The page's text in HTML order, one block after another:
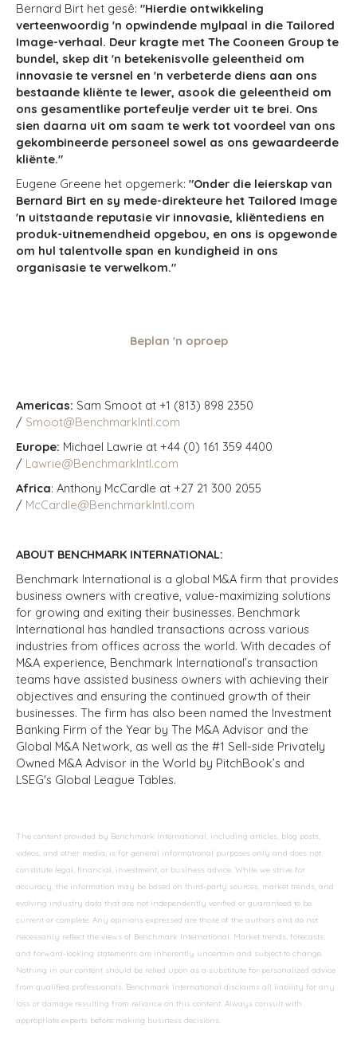
Bernard Birt het gesê: "Hierdie ontwikkeling
verteenwoordig 'n opwindende mylpaal in die Tailored
Image-verhaal. Deur kragte met The Cooneen Group te
bundel, skep dit 'n betekenisvolle geleentheid om
innovasie te versnel en 'n verbeterde diens aan ons
bestaande kliënte te lewer, asook die geleentheid om
ons gesamentlike portefeulje verder uit te brei. Ons
sien daarna uit om saam te werk tot voordeel van ons
gekombineerde personeel sowel as ons gewaardeerde
kliënte."
Eugene Greene het opgemerk: "Onder die leierskap van
Bernard Birt en sy mede-direkteure het Tailored Image
'n uitstaande reputasie vir innovasie, kliëntediens en
produk-uitnemendheid opgebou, en ons is opgewonde
om hul talentvolle span en kundigheid in ons
organisasie te verwelkom."
Beplan 'n oproep
Americas: Sam Smoot at +1 (813) 898 2350
/ Smoot@BenchmarkIntl.com
Europe: Michael Lawrie at +44 (0) 161 359 4400
/ Lawrie@BenchmarkIntl.com
Africa: Anthony McCardle at +27 21 300 2055
/ McCardle@BenchmarkIntl.com
ABOUT BENCHMARK INTERNATIONAL:
Benchmark International is a global M&A firm that provides
business owners with creative, value-maximizing solutions
for growing and exiting their businesses. Benchmark
International has handled transactions across various
industries from offices across the world. With decades of
M&A experience, Benchmark International’s transaction
teams have assisted business owners with achieving their
objectives and ensuring the continued growth of their
businesses. The firm has also been named the Investment
Banking Firm of the Year by The M&A Advisor and the
Global M&A Network, as well as the #1 Sell-side Privately
Owned M&A Advisor in the World by PitchBook’s and
LSEG's Global League Tables.
The content provided by Benchmark International, including articles, blog posts,
videos, and other media, is for general informational purposes only and does not
constitute legal, financial, investment, or business advice. While we strive for
accuracy, the information may be based on third-party sources, market trends, and
evolving industry data that are not independently verified or guaranteed to be
current or complete. Any opinions expressed are those of the authors and do not
necessarily reflect the views of Benchmark International. Market trends, forecasts,
and forward-looking statements are inherently uncertain and subject to change.
Nothing in our content should be relied upon as a substitute for personalized advice
from qualified professionals. Benchmark International disclaims all liability for any
loss or damage resulting from reliance on this content. Always consult with
appropriate experts before making business decisions.